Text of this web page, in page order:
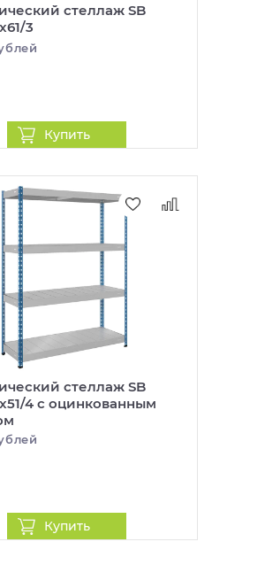
стеллаж SB
3
Купить
стеллаж SB
4 c оцинкованным
Купить